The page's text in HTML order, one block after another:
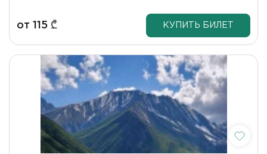
от 115 ₾ КУПИТЬ БИЛЕТ